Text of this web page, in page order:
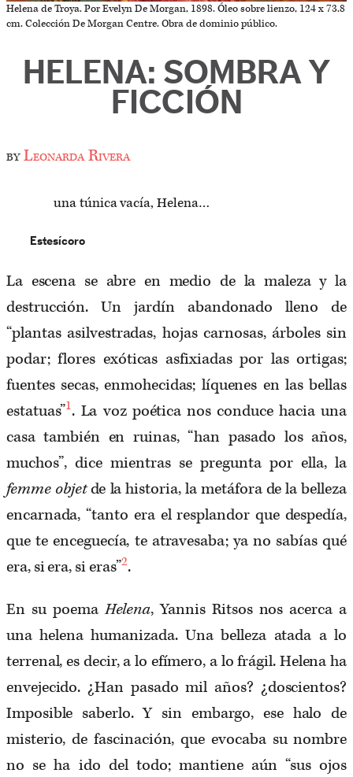
Helena de Troya. Por Evelyn De Morgan, 1898. Óleo sobre lienzo, 124 x 73.8
cm. Colección De Morgan Centre. Obra de dominio público.
HELENA: SOMBRA Y
FICCIÓN
byLeonarda Rivera
una túnica vacía, Helena…
Estesícoro
La escena se abre en medio de la maleza y la
destrucción. Un jardín abandonado lleno de
“plantas asilvestradas, hojas carnosas, árboles sin
podar; flores exóticas asfixiadas por las ortigas;
fuentes secas, enmohecidas; líquenes en las bellas
estatuas”1. La voz poética nos conduce hacia una
casa también en ruinas, “han pasado los años,
muchos”, dice mientras se pregunta por ella, la
femme objetde la historia, la metáfora de la belleza
encarnada, “tanto era el resplandor que despedía,
que te enceguecía, te atravesaba; ya no sabías qué
era, si era, si eras”2.
En su poemaHelena, Yannis Ritsos nos acerca a
una helena humanizada. Una belleza atada a lo
terrenal, es decir, a lo efímero, a lo frágil. Helena ha
envejecido. ¿Han pasado mil años? ¿doscientos?
Imposible saberlo. Y sin embargo, ese halo de
misterio, de fascinación, que evocaba su nombre
no se ha ido del todo; mantiene aún “sus ojos